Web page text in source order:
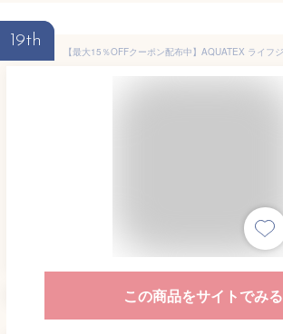
19th
この商品をサイトでみる